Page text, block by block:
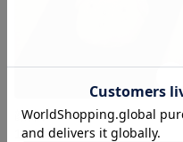
顔林ブローチ K002
1,200円